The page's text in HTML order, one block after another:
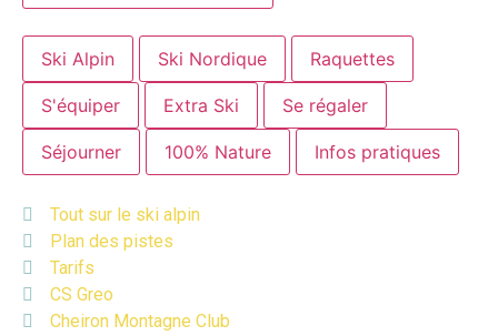
Ski Alpin Ski Nordique Raquettes
S'équiper Extra Ski Se régaler
Séjourner 100% Nature Infos pratiques
Tout sur le ski alpin
Plan des pistes
Tarifs
CS Greo
Cheiron Montagne Club